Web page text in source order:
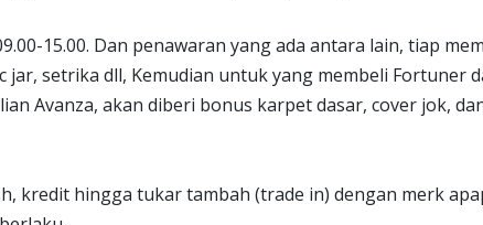
15.00. Dan penawaran yang ada antara lain, tiap
jar, setrika dll, Kemudian untuk yang membeli Fortuner
Avanza, akan diberi bonus karpet dasar, cover jok,
kredit hingga tukar tambah (trade in) dengan merk